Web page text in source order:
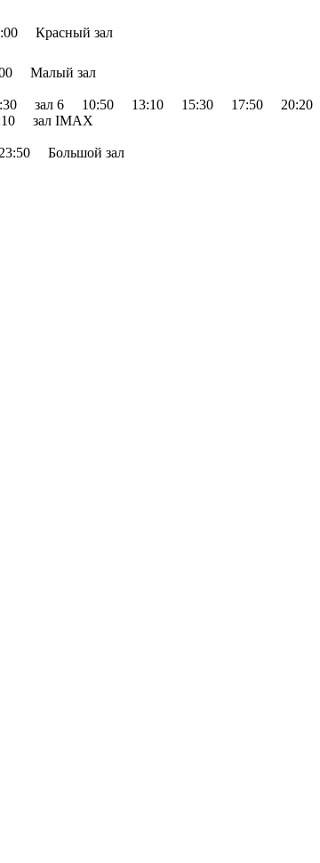
Красный зал
Малый зал
зал 6 10:50 13:10 15:30 17:50
20:20
зал IMAX
Большой зал